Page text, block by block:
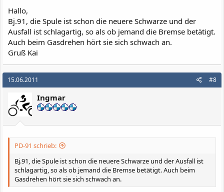
Hallo,
Bj.91, die Spule ist schon die neuere Schwarze und der
Ausfall ist schlagartig, so als ob jemand die Bremse betätigt.
Auch beim Gasdrehen hört sie sich schwach an.
Gruß Kai
15.06.2011 #8
Ingmar
PD-91 schrieb:
Bj.91, die Spule ist schon die neuere Schwarze und der Ausfall ist
schlagartig, so als ob jemand die Bremse betätigt. Auch beim
Gasdrehen hört sie sich schwach an.